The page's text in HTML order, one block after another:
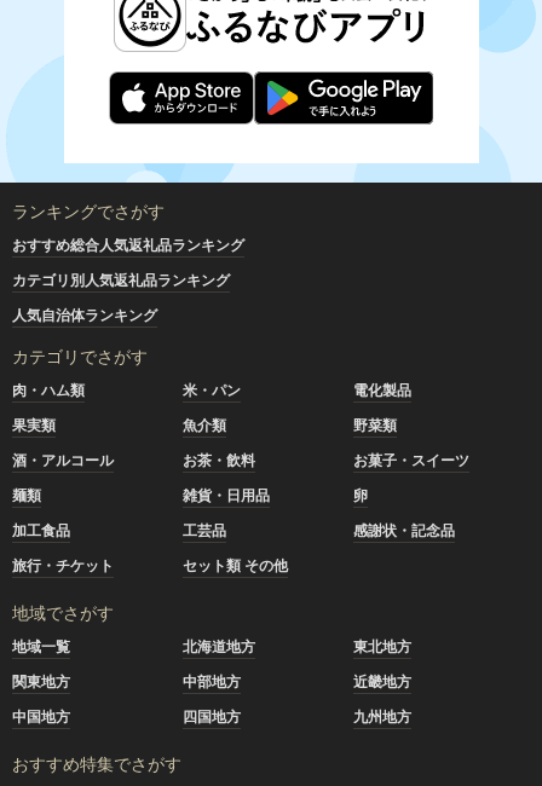
ランキングでさがす
おすすめ総合人気返礼品ランキング
カテゴリ別人気返礼品ランキング
人気自治体ランキング
カテゴリでさがす
肉・ハム類 米・パン
電化製品
果実類
魚介類
野菜類
酒・アルコール
お茶・飲料
お菓子・スイーツ
麺類
雑貨・日用品
卵
加工食品
工芸品
感謝状・記念品
旅行・チケット
セット類 その他
地域でさがす
地域一覧 北海道地方
東北地方
関東地方
中部地方
近畿地方
中国地方
四国地方 九州地方
おすすめ特集でさがす